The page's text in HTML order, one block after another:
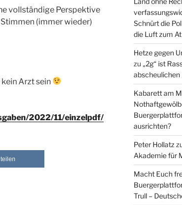
vollständige Perspektive
(immer wieder)
Arzt sein
2022/11/einzelpdf/
teilen
Schnürt die
die Luft zum
Hetze gegen
zu „2g“ ist
abscheulichen
Kabarett am
ausrichten?
Peter Hollatz
Akademie für
Macht Euch
Trull –